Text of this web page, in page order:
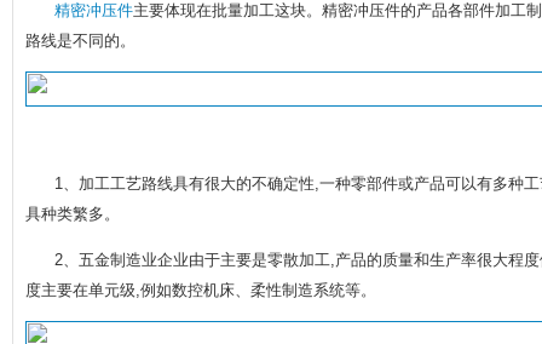
精密冲压件主要体现在批量加工这块。精密冲压件的产品各部件加工
路线是不同的。
1、加工工艺路线具有很大的不确定性,一种零部件或产品可以有多种
具种类繁多。
2、五金制造业企业由于主要是零散加工,产品的质量和生产率很大程
度主要在单元级,例如数控机床、柔性制造系统等。